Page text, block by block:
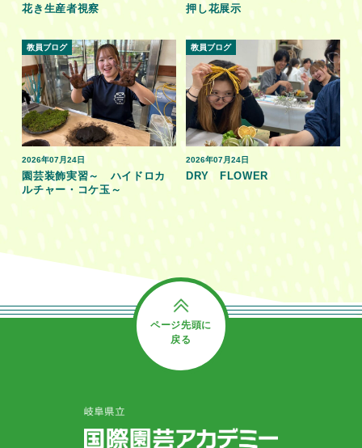
花き生産者視察 押し花展示
2026年07月24日
教員ブログ
園芸装飾実習～ ハイドロカ
ルチャー・コケ玉～
2026年07月24日
教員ブログ
DRY FLOWER
ページ先頭に
戻る